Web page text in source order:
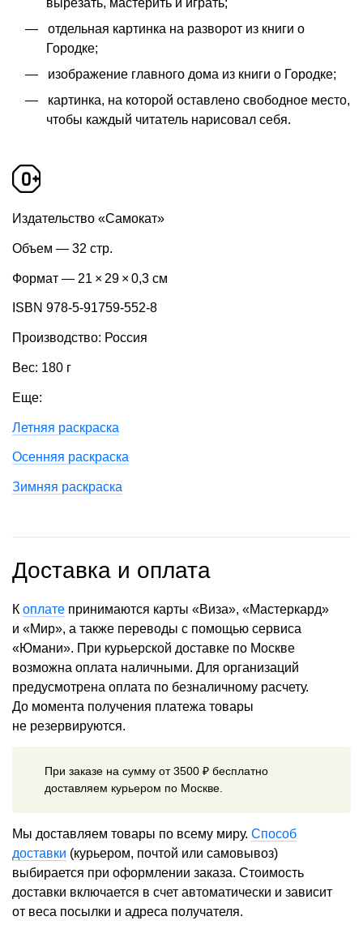
вырезать, мастерить и играть;
отдельная картинка на разворот из книги о
Городке;
изображение главного дома из книги о Городке;
картинка, на которой оставлено свободное место,
чтобы каждый читатель нарисовал себя.
Издательство «Самокат»
Объем — 32 стр.
Формат — 21 × 29 × 0,3 см
ISBN 978-5-91759-552-8
Производство: Россия
Вес: 180 г
Еще:
Летняя раскраска
Осенняя раскраска
Зимняя раскраска
Доставка и оплата
К оплате принимаются карты «Виза», «Мастеркард»
и «Мир», а также переводы с помощью сервиса
«Юмани». При курьерской доставке по Москве
возможна оплата наличными. Для организаций
предусмотрена оплата по безналичному расчету.
До момента получения платежа товары
не резервируются.
При заказе на сумму от 3500 ₽ бесплатно
доставляем курьером по Москве.
Мы доставляем товары по всему миру. Способ
доставки (курьером, почтой или самовывоз)
выбирается при оформлении заказа. Стоимость
доставки включается в счет автоматически и зависит
от веса посылки и адреса получателя.